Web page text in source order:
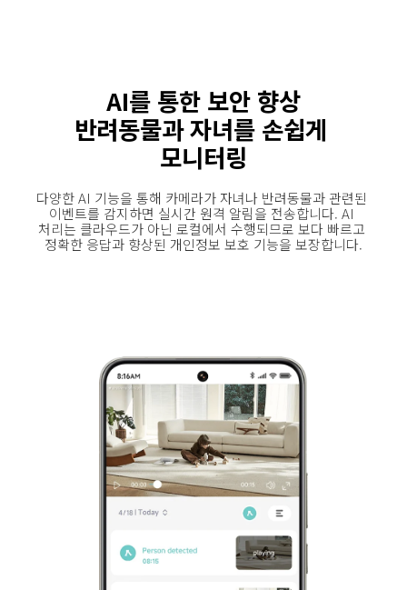
AI를 통한 보안 향상
반려동물과 자녀를 손쉽게
모니터링
다양한 AI 기능을 통해 카메라가 자녀나 반려동물과 관련된
이벤트를 감지하면 실시간 원격 알림을 전송합니다. AI
처리는 클라우드가 아닌 로컬에서 수행되므로 보다 빠르고
정확한 응답과 향상된 개인정보 보호 기능을 보장합니다.